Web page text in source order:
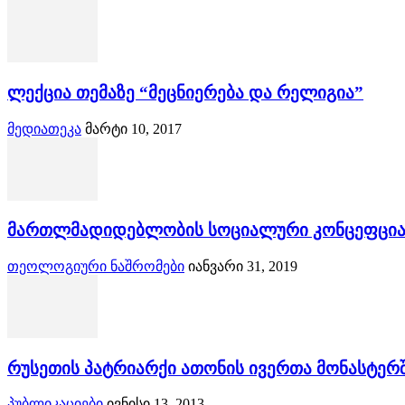
ლექცია თემაზე “მეცნიერება და რელიგია”
მედიათეკა მარტი 10, 2017
მართლმადიდებლობის სოციალური კონცეფცია
თეოლოგიური ნაშრომები იანვარი 31, 2019
რუსეთის პატრიარქი ათონის ივერთა